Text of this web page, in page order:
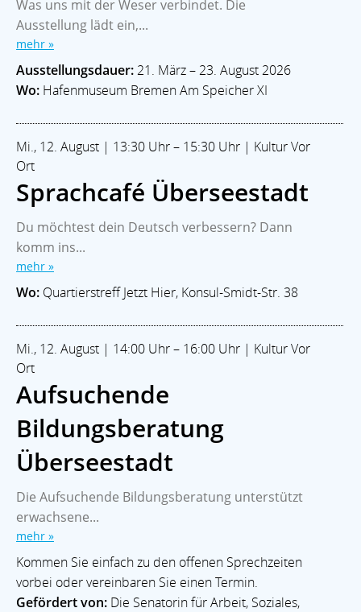
Was uns mit der Weser verbindet. Die
Ausstellung lädt ein,...
mehr »
Ausstellungsdauer:21. März – 23. August 2026
Wo: Hafenmuseum Bremen Am Speicher XI
Mi., 12. August | 13:30 Uhr – 15:30 Uhr | Kultur Vor
Ort
Sprachcafé Überseestadt
Du möchtest dein Deutsch verbessern? Dann
komm ins...
mehr »
Wo: Quartierstreff Jetzt Hier, Konsul-Smidt-Str. 38
Mi., 12. August | 14:00 Uhr – 16:00 Uhr | Kultur Vor
Ort
Aufsuchende
Bildungsberatung
Überseestadt
Die Aufsuchende Bildungsberatung unterstützt
erwachsene...
mehr »
Kommen Sie einfach zu den offenen Sprechzeiten
vorbei oder vereinbaren Sie einen Termin.
Gefördert von: Die Senatorin für Arbeit, Soziales,